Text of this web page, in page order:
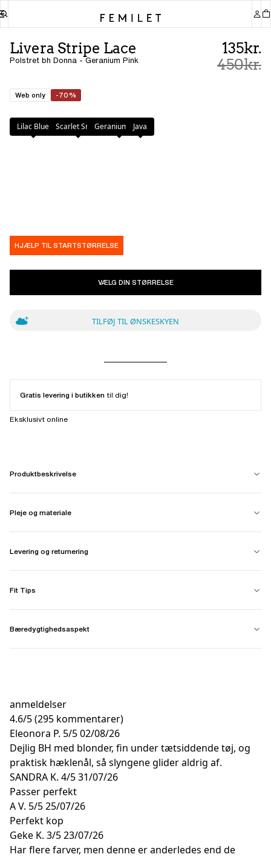
Livera Stripe Lace
Polstret bh Donna - Geranium Pink
135kr.
450kr.
Web only -70%
Farve:Geranium Pink
Lilac Blue Scarlet SmileGeranium Pink
Java
HJÆLP TIL STARTSTØRRELSE
VÆLG DIN STØRRELSE
TILFØJ TIL ØNSKESKYEN
Gratis levering i butikken til dig!
Eksklusivt online
Produktbeskrivelse
Pleje og materiale
Levering og returnering
Fit Tips
Bæredygtighedsaspekt
anmeldelser
4.6/5(295 kommentarer)
Eleonora P. 5/502/08/26
Dejlig BH med blonder, fin under tætsiddende tøj, og
praktisk hæklenål, så slyngene glider aldrig af.
SANDRA K. 4/531/07/26
Passer perfekt
A V. 5/525/07/26
Perfekt kop
Geke K. 3/523/07/26
Har flere farver, men denne er anderledes end de